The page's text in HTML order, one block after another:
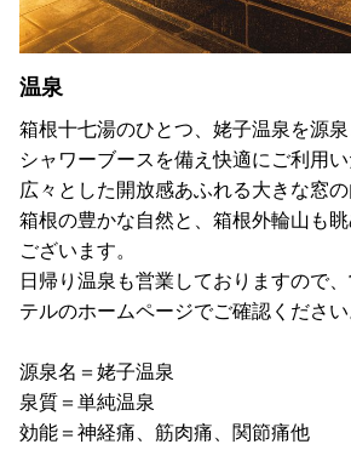
温泉
箱根十七湯のひとつ、姥子温泉を源
シャワーブースを備え快適にご利用い
広々とした開放感あふれる大きな窓
箱根の豊かな自然と、箱根外輪山も
ございます。
日帰り温泉も営業しておりますので
テルのホームページでご確認ください
源泉名＝姥子温泉
泉質＝単純温泉
効能＝神経痛、筋肉痛、関節痛他